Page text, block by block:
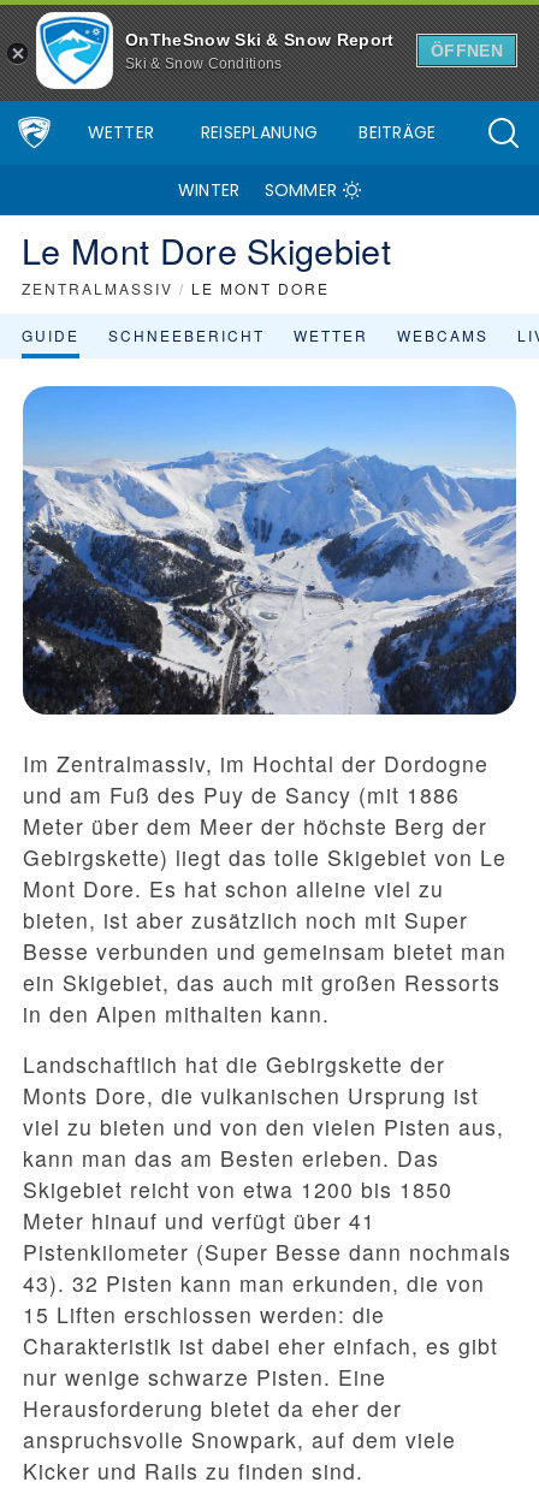
OnTheSnow Ski & Snow Report
Ski & Snow Conditions
ÖFFNEN
WETTER REISEPLANUNG BEITRÄGE
WINTER SOMMER
Le Mont Dore Skigebiet
ZENTRALMASSIV / LE MONT DORE
GUIDE SCHNEEBERICHT WETTER WEBCAMS
Im Zentralmassiv, im Hochtal der Dordogne
und am Fuß des Puy de Sancy (mit 1886
Meter über dem Meer der höchste Berg der
Gebirgskette) liegt das tolle Skigebiet von Le
Mont Dore. Es hat schon alleine viel zu
bieten, ist aber zusätzlich noch mit Super
Besse verbunden und gemeinsam bietet man
ein Skigebiet, das auch mit großen Ressorts
in den Alpen mithalten kann.
Landschaftlich hat die Gebirgskette der
Monts Dore, die vulkanischen Ursprung ist
viel zu bieten und von den vielen Pisten aus,
kann man das am Besten erleben. Das
Skigebiet reicht von etwa 1200 bis 1850
Meter hinauf und verfügt über 41
Pistenkilometer (Super Besse dann nochmals
43). 32 Pisten kann man erkunden, die von
15 Liften erschlossen werden: die
Charakteristik ist dabei eher einfach, es gibt
nur wenige schwarze Pisten. Eine
Herausforderung bietet da eher der
anspruchsvolle Snowpark, auf dem viele
Kicker und Rails zu finden sind.